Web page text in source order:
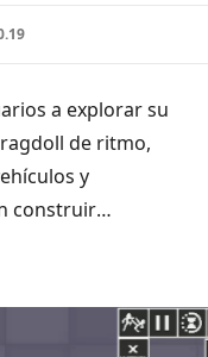
a explorar su
de ritmo,
y
construir
solo para
de
dinámica
y la